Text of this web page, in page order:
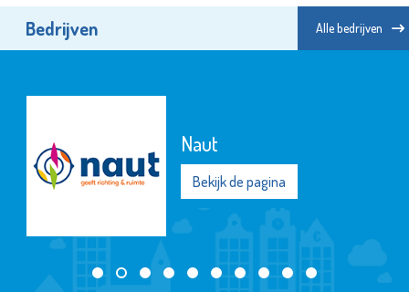
Bedrijven Alle bedrijven
Naut
Bekijk de pagina